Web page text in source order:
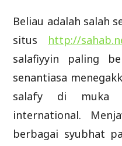
Beliau adalah salah
situs http://
salafiyyin paling
senantiasa
salafy di muka
international.
berbagai syubhat